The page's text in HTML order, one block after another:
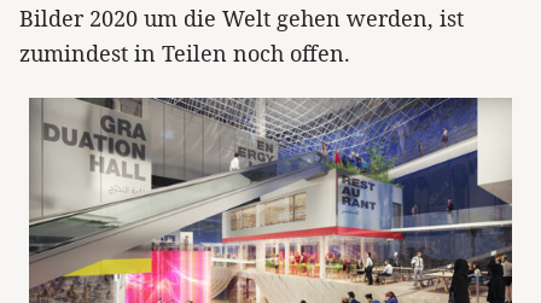
Bilder 2020 um die Welt gehen werden, ist
zumindest in Teilen noch offen.